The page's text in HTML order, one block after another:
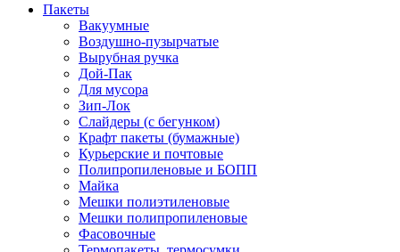
Пакеты
Вакуумные
Воздушно-пузырчатые
Вырубная ручка
Дой-Пак
Для мусора
Зип-Лок
Слайдеры (с бегунком)
Крафт пакеты (бумажные)
Курьерские и почтовые
Полипропиленовые и БОПП
Майка
Мешки полиэтиленовые
Мешки полипропиленовые
Фасовочные